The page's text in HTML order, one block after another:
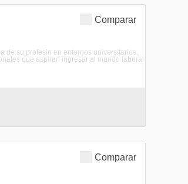
Comparar
de su profesin en entornos universitarios,
que aspiran ingresar al mundo laboral
Comparar